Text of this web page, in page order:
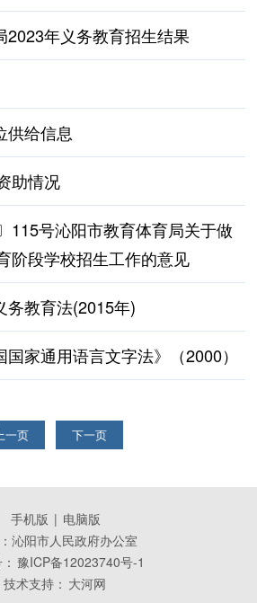
2023年义务教育招生结果
供给信息
助情况
115号沁阳市教育体育局关于做
阶段学校招生工作的意见
务教育法(2015年)
国家通用语言文字法》（2000）
一页 下一页
手机版 | 电脑版
沁阳市人民政府办公室
豫ICP备12023740号-1
技术支持： 大河网